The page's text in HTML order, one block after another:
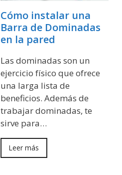
Cómo instalar una
Barra de Dominadas
en la pared
Las dominadas son un
ejercicio físico que ofrece
una larga lista de
beneficios. Además de
trabajar dominadas, te
sirve para…
Leer más